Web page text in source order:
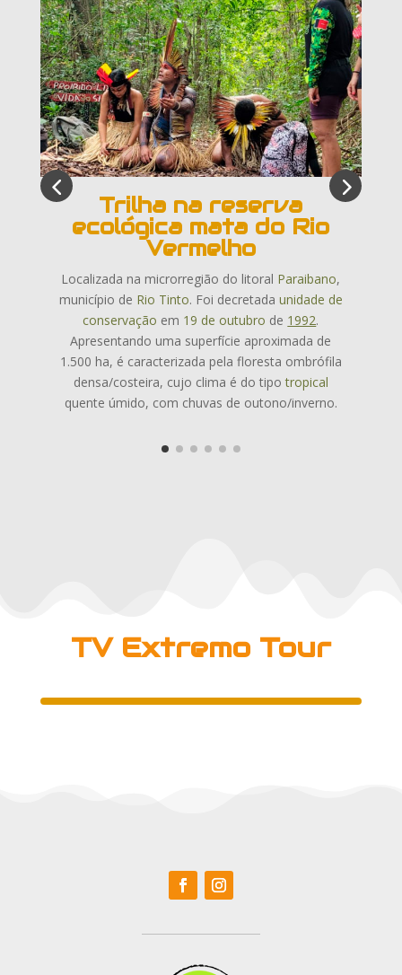
Trilha na reserva
ecológica mata do Rio
Vermelho
Localizada na microrregião do litoral Paraibano,
município de Rio Tinto. Foi decretada unidade de
conservação em 19 de outubro de 1992.
Apresentando uma superfície aproximada de
1.500 ha, é caracterizada pela floresta ombrófila
densa/costeira, cujo clima é do tipotropical
quente úmido, com chuvas de outono/inverno.
TV Extremo Tour